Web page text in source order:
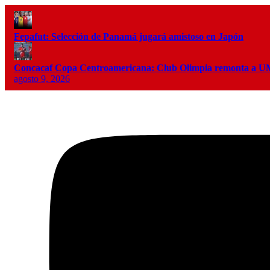
Fepafut: Selección de Panamá jugará amistoso en Japón
Concacaf Copa Centroamericana: Club Olimpia remonta a
agosto 9, 2026